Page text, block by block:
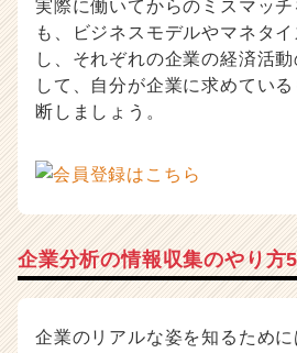
実際に働いてからのミスマッ
も、ビジネスモデルやマネタ
し、それぞれの企業の経済活
して、自分が企業に求めてい
断しましょう。
企業分析の情報収集のやり方
企業のリアルな姿を知るため